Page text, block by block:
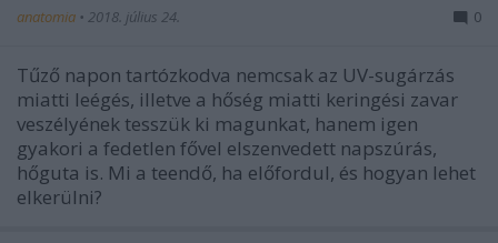
anatomia • 2018. július 24. 0
Tűző napon tartózkodva nemcsak az UV-sugárzás
miatti leégés, illetve a hőség miatti keringési zavar
veszélyének tesszük ki magunkat, hanem igen
gyakori a fedetlen fővel elszenvedett napszúrás,
hőguta is. Mi a teendő, ha előfordul, és hogyan lehet
elkerülni?